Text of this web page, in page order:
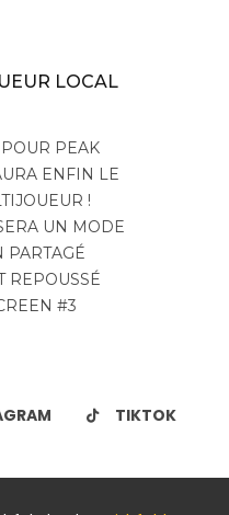
LOCAL
PEAK
ENFIN LE
!
UN MODE
PARTAGÉ
REPOUSSÉ
#3
TIKTOK